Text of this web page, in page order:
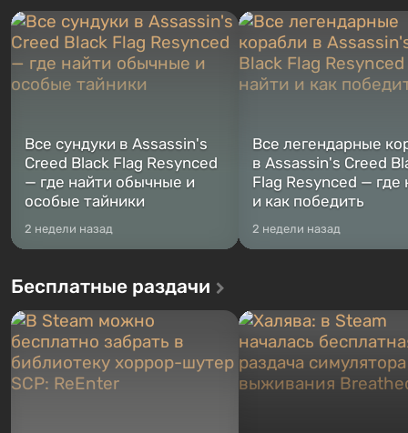
которыми вы сможете
переключаться в любое время.
Жанр и...
первым после того, как на
Америку упадут ядерные
Место действия Fallout...
Все сундуки в Assassin's
Creed Black Flag Resynced
— где найти обычные и
особые тайники
2 недели назад
Все легендарные
в Assassin's Creed
Flag Resynced — где
и как победить
2 недели назад
Бесплатные раздачи